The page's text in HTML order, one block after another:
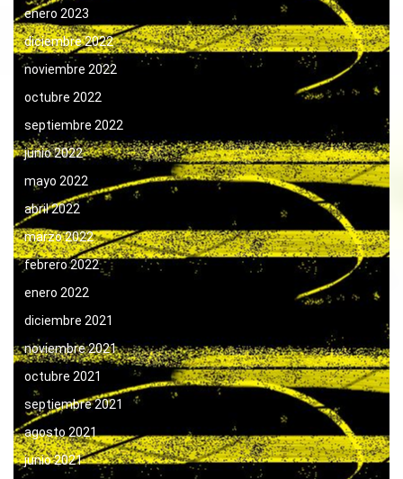
enero 2023
diciembre 2022
noviembre 2022
octubre 2022
septiembre 2022
junio 2022
mayo 2022
abril 2022
marzo 2022
febrero 2022
enero 2022
diciembre 2021
noviembre 2021
octubre 2021
septiembre 2021
agosto 2021
junio 2021